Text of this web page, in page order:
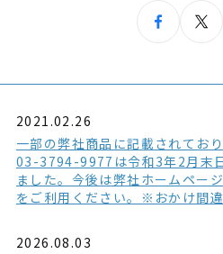
2021.02.26
一部の弊社商品に記載されてお
03-3794-9977は令和3年2月末
ました。今後は弊社ホームペー
をご利用ください。※おかけ間違
2026.08.03